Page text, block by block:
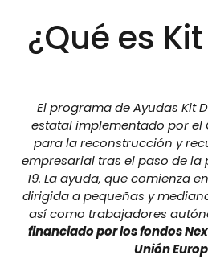
¿Qué es
El programa de Ayudas Kit
estatal implementado por el
para la reconstrucción y
empresarial tras el paso de la
19. La ayuda, que comienza
dirigida a pequeñas y
así como trabajadores
financiado por los fondos
Unión